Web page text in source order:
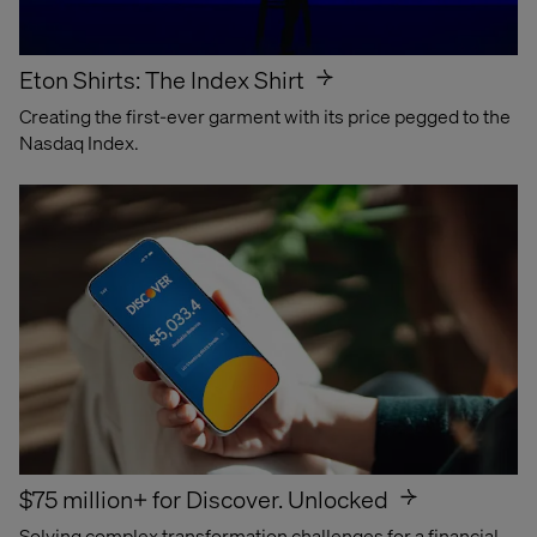
AI Concierge
de Lexus
Descubre el futuro de las compras online
Caso de éxito
Ver caso de éxito
Eton Shirts: The Index Shirt
Creating the first-ever garment with its price pegged to the
Nasdaq Index.
$75 million+ for Discover. Unlocked